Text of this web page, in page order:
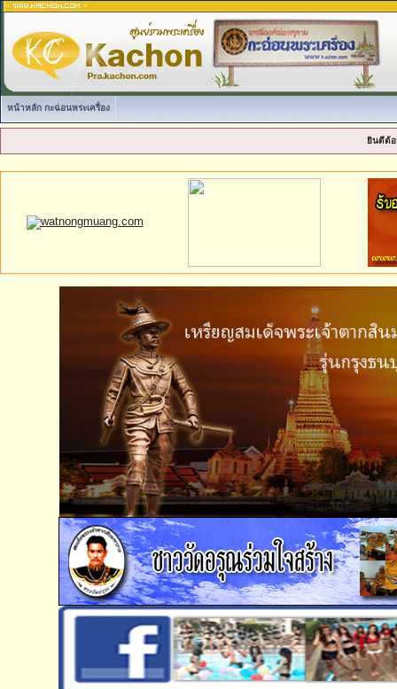
หน้าหลัก กะฉ่อนพระเครื่อง
ยินดีต้อ